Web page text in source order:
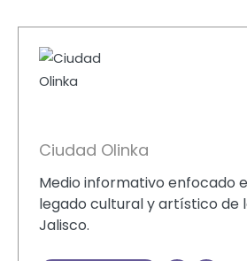
Ciudad Olinka
Medio informativo enfocado
legado cultural y artístico de
Jalisco.